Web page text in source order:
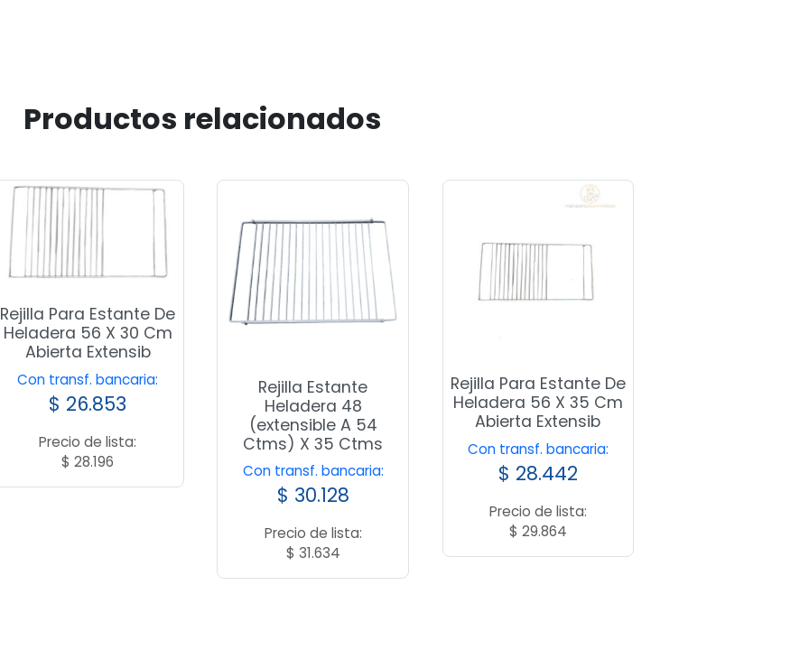
Productos relacionados
Rejilla Para Estante De
Heladera 56 X 30 Cm
Abierta Extensib
Con transf. bancaria:
$ 26.853
Precio de lista:
$ 28.196
Rejilla Estante
Heladera 48
(extensible A 54
Ctms) X 35 Ctms
Con transf. bancaria:
$ 30.128
Precio de lista:
$ 31.634
Rejilla Para Estante De
Heladera 56 X 35 Cm
Abierta Extensib
Con transf. bancaria:
$ 28.442
Precio de lista:
$ 29.864